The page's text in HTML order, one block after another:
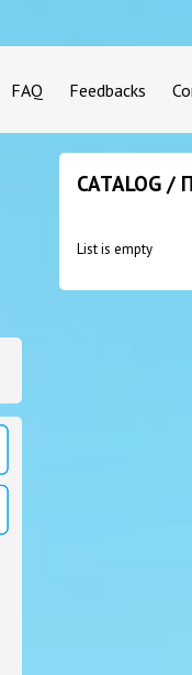
FAQ Feedbacks
List is empty